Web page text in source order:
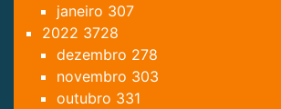
janeiro 307
2022 3728
dezembro 278
novembro 303
outubro 331